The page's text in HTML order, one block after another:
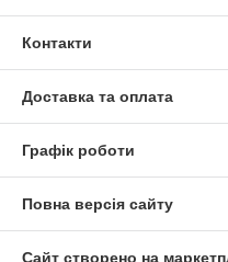
Контакти
Доставка та оплата
Графік роботи
Повна версія сайту
Сайт створено на